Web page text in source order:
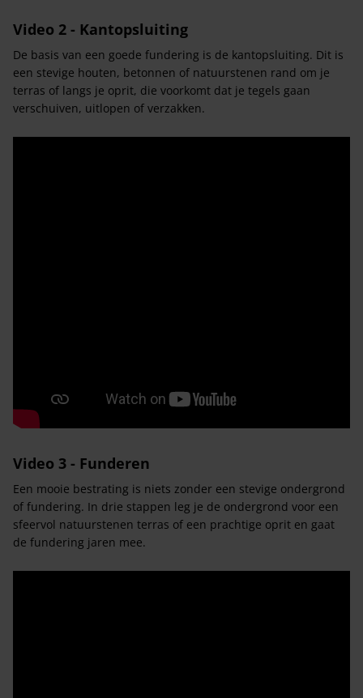
Video 2 - Kantopsluiting
De basis van een goede fundering is de kantopsluiting. Dit is
een stevige houten, betonnen of natuurstenen rand om je
terras of langs je oprit, die voorkomt dat je tegels gaan
verschuiven, uitlopen of verzakken.
Video 3 - Funderen
Een mooie bestrating is niets zonder een stevige ondergrond
of fundering. In drie stappen leg je de ondergrond voor een
sfeervol natuurstenen terras of een prachtige oprit en gaat
de fundering jaren mee.